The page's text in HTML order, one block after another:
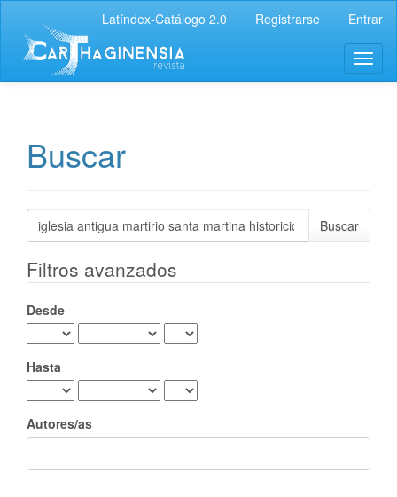
principal
Contenido
principal
Barra
Latíndex-Catálogo 2.0 Registrarse Entrar
Buscar
Buscar
artículos
Filtros avanzados
Desde
Hasta
Autores/as